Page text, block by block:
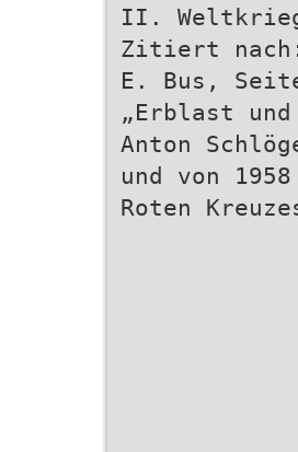
II.
Zitiert
E. Bus,
„Erblast
Anton
und von
Roten